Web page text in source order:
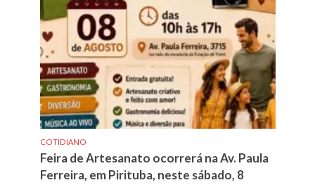
COTIDIANO
Feira de Artesanato ocorrerá na Av. Paula
Ferreira, em Pirituba, neste sábado, 8